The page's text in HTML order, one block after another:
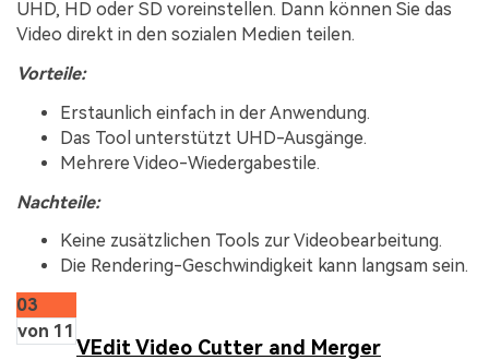
UHD, HD oder SD voreinstellen. Dann können Sie das
Video direkt in den sozialen Medien teilen.
Vorteile:
Erstaunlich einfach in der Anwendung.
Das Tool unterstützt UHD-Ausgänge.
Mehrere Video-Wiedergabestile.
Nachteile:
Keine zusätzlichen Tools zur Videobearbeitung.
Die Rendering-Geschwindigkeit kann langsam sein.
03
von 11
VEdit Video Cutter and Merger